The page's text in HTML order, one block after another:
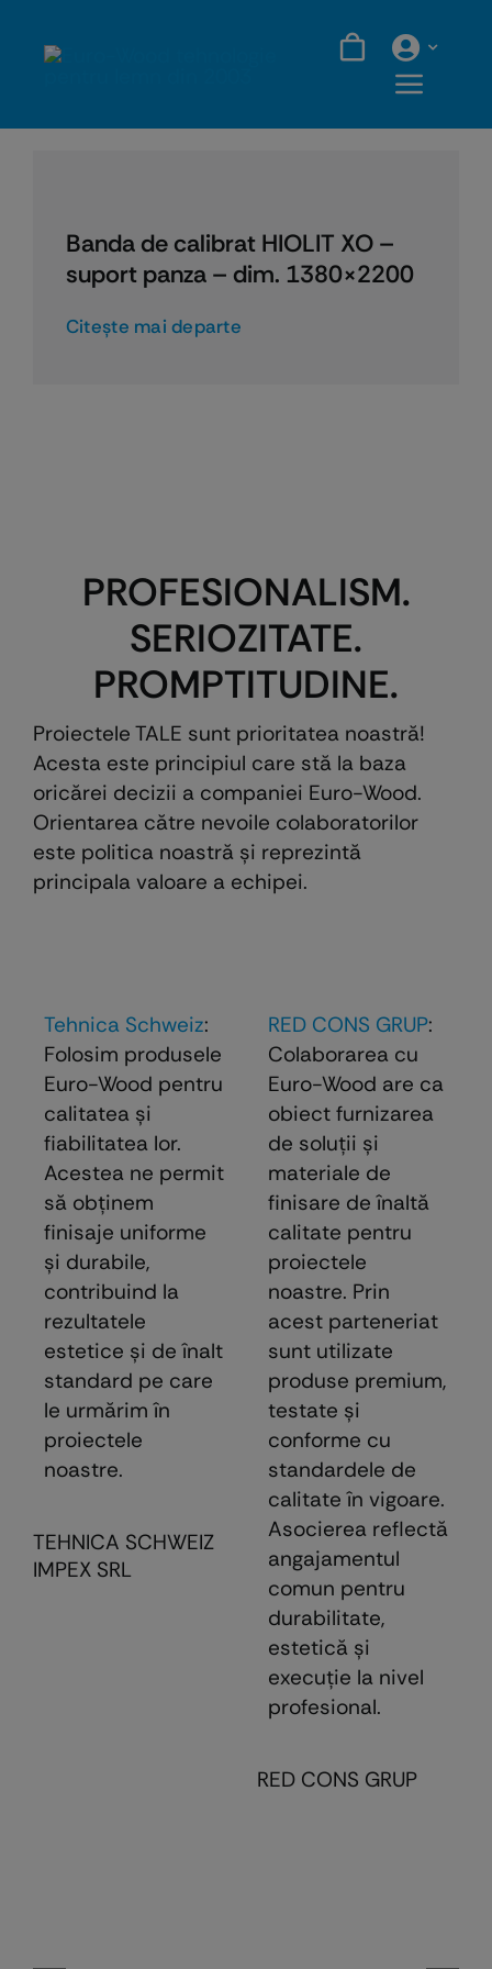
Banda de calibrat HIOLIT XO –
suport panza – dim. 1380×2200
Citeşte mai departe
PROFESIONALISM.
SERIOZITATE.
PROMPTITUDINE.
Proiectele TALE sunt prioritatea noastră!
Acesta este principiul care stă la baza
oricărei decizii a companiei Euro-Wood.
Orientarea către nevoile colaboratorilor
este politica noastră şi reprezintă
principala valoare a echipei.
Tehnica Schweiz:
Folosim produsele
Euro-Wood pentru
calitatea și
fiabilitatea lor.
Acestea ne permit
să obținem
finisaje uniforme
și durabile,
contribuind la
rezultatele
estetice și de înalt
standard pe care
le urmărim în
proiectele
noastre.
TEHNICA SCHWEIZ
IMPEX SRL
RED CONS GRUP:
Colaborarea cu
Euro-Wood are ca
obiect furnizarea
de soluţii şi
materiale de
finisare de înaltă
calitate pentru
proiectele
noastre. Prin
acest parteneriat
sunt utilizate
produse premium,
testate şi
conforme cu
standardele de
calitate în vigoare.
Asocierea reflectă
angajamentul
comun pentru
durabilitate,
estetică şi
execuţie la nivel
profesional.
RED CONS GRUP